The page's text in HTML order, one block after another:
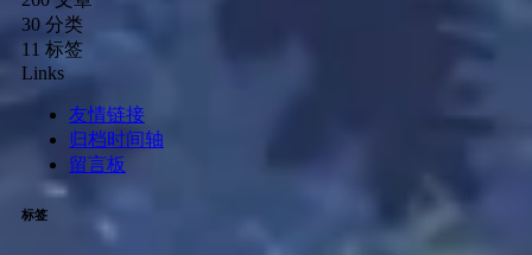
30 分类
11 标签
Links
友情链接
归档时间轴
留言板
标签